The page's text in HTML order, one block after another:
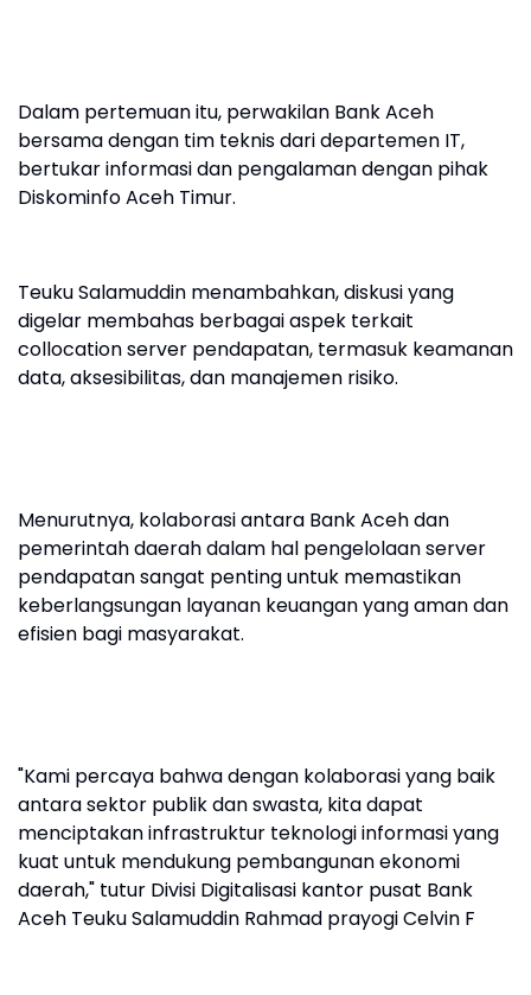
Dalam pertemuan itu, perwakilan Bank Aceh
bersama dengan tim teknis dari departemen IT,
bertukar informasi dan pengalaman dengan pihak
Diskominfo Aceh Timur.
Teuku Salamuddin menambahkan, diskusi yang
digelar membahas berbagai aspek terkait
collocation server pendapatan, termasuk keamanan
data, aksesibilitas, dan manajemen risiko.
Menurutnya, kolaborasi antara Bank Aceh dan
pemerintah daerah dalam hal pengelolaan server
pendapatan sangat penting untuk memastikan
keberlangsungan layanan keuangan yang aman dan
efisien bagi masyarakat.
"Kami percaya bahwa dengan kolaborasi yang baik
antara sektor publik dan swasta, kita dapat
menciptakan infrastruktur teknologi informasi yang
kuat untuk mendukung pembangunan ekonomi
daerah," tutur Divisi Digitalisasi kantor pusat Bank
Aceh Teuku Salamuddin Rahmad prayogi Celvin F